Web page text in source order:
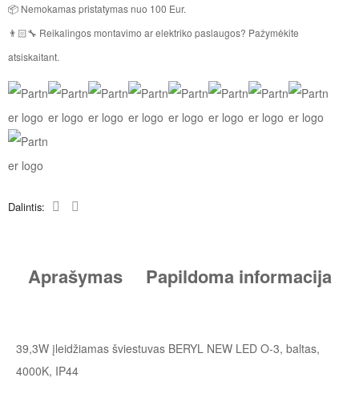
📦 Nemokamas pristatymas nuo 100 Eur.
👨🏻‍🔧 Reikalingos montavimo ar elektriko paslaugos? Pažymėkite
atsiskaitant.
Dalintis:
Aprašymas Papildoma informacija
39,3W įleidžiamas šviestuvas BERYL NEW LED O-3, baltas,
4000K, IP44